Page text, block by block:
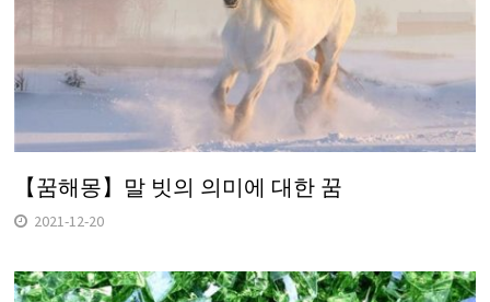
【꿈해몽】말 빗의 의미에 대한 꿈
2021-12-20